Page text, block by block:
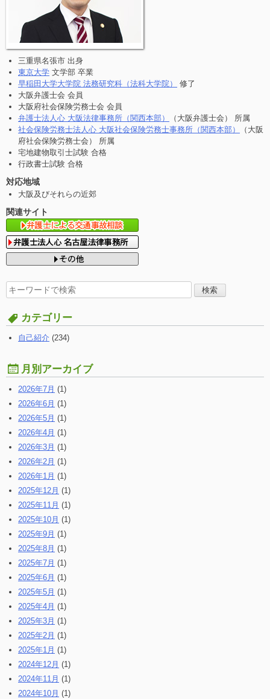
三重県名張市 出身
東京大学 文学部 卒業
早稲田大学大学院 法務研究科（法科大学院）
修了
大阪弁護士会 会員
大阪府社会保険労務士会 会員
弁護士法人心 大阪法律事務所（関西本部）
（大阪弁護士会） 所属
社会保険労務士法人心 大阪社会保険労務士事務所（関西本部）
（大阪
府社会保険労務士会） 所属
宅地建物取引士試験 合格
行政書士試験 合格
対応地域
大阪及びそれらの近郊
関連サイト
検
索
す
る:
カテゴリー
自己紹介 (234)
月別アーカイブ
2026年7月 (1)
2026年6月 (1)
2026年5月 (1)
2026年4月 (1)
2026年3月 (1)
2026年2月 (1)
2026年1月 (1)
2025年12月 (1)
2025年11月 (1)
2025年10月 (1)
2025年9月 (1)
2025年8月 (1)
2025年7月 (1)
2025年6月 (1)
2025年5月 (1)
2025年4月 (1)
2025年3月 (1)
2025年2月 (1)
2025年1月 (1)
2024年12月 (1)
2024年11月 (1)
2024年10月 (1)